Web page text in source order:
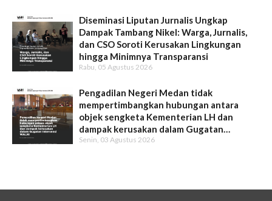
Diseminasi Liputan Jurnalis Ungkap
Dampak Tambang Nikel: Warga, Jurnalis,
dan CSO Soroti Kerusakan Lingkungan
hingga Minimnya Transparansi
Rabu, 05 Agustus 2026
Pengadilan Negeri Medan tidak
mempertimbangkan hubungan antara
objek sengketa Kementerian LH dan
dampak kerusakan dalam Gugatan
Intervensi WALHI
Senin, 03 Agustus 2026